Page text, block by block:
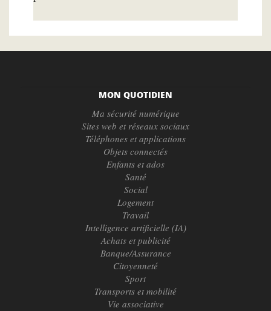
MON QUOTIDIEN
Ma sécurité numérique
Sites web et réseaux sociaux
Téléphones et applications
Objets connectés
Enfants et ados
Santé
Social
Logement
Travail
Intelligence artificielle (IA)
Achats et publicité
Banque/Assurance
Citoyenneté
Sport
Transports et mobilité
Vie associative